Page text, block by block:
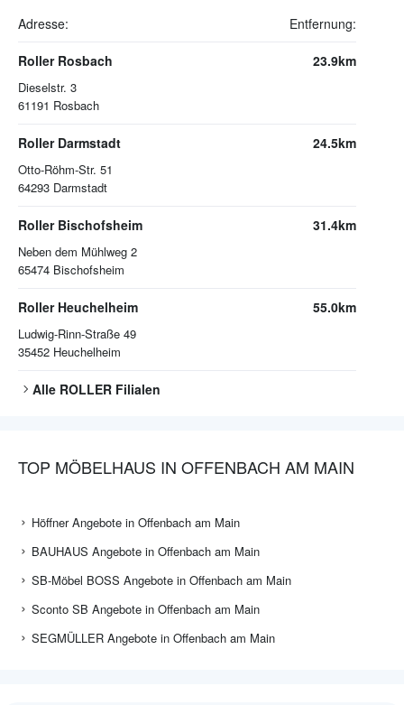
Adresse: Entfernung:
Roller Rosbach
Dieselstr. 3
61191 Rosbach
23.9km
Roller Darmstadt
Otto-Röhm-Str. 51
64293 Darmstadt
24.5km
Roller Bischofsheim
Neben dem Mühlweg 2
65474 Bischofsheim
31.4km
Roller Heuchelheim
Ludwig-Rinn-Straße 49
35452 Heuchelheim
55.0km
Alle ROLLER Filialen
TOP MÖBELHAUS IN OFFENBACH AM MAIN
Höffner Angebote in Offenbach am Main
BAUHAUS Angebote in Offenbach am Main
SB-Möbel BOSS Angebote in Offenbach am Main
Sconto SB Angebote in Offenbach am Main
SEGMÜLLER Angebote in Offenbach am Main